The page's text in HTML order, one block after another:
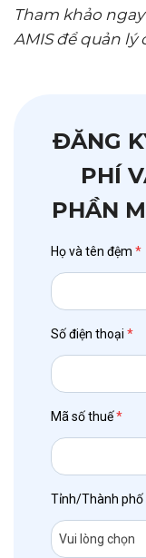
Tham khảo
AMIS để quản
ĐĂNG
PHÍ
PHẦN
Họ và tên đệm *
Số điện thoại *
Mã số thuế*
Tỉnh/Thành phố